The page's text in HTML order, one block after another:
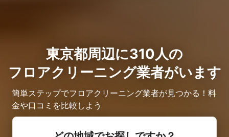
東京都周辺に310人の
フロアクリーニング業者がいます
簡単ステップでフロアクリーニング業者が見つかる！料
金や口コミを比較しよう